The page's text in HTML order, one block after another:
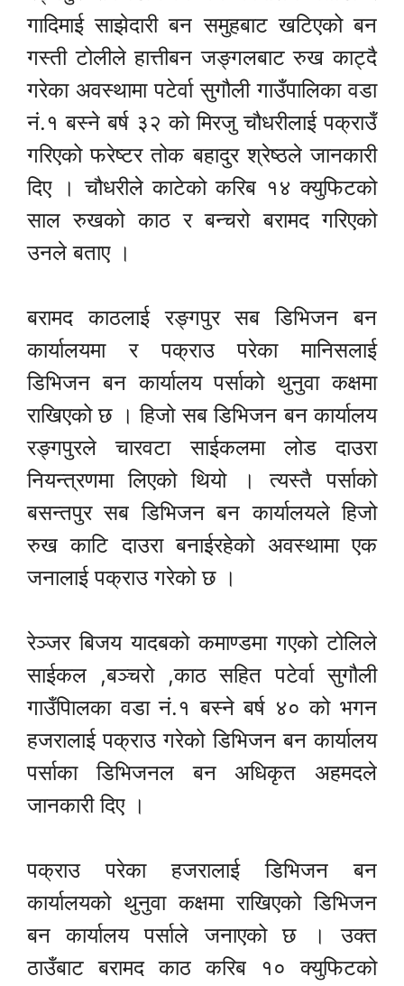
गादिमाई साझेदारी बन समुहबाट खटिएको बन
गस्ती टोलीले हात्तीबन जङ्गलबाट रुख काट्दै
गरेका अवस्थामा पटेर्वा सुगौली गाउँपालिका वडा
नं.१ बस्ने बर्ष ३२ को मिरजु चौधरीलाई पक्राउँ
गरिएको फरेष्टर तोक बहादुर श्रेष्ठले जानकारी
दिए । चौधरीले काटेको करिब १४ क्युफिटको
साल रुखको काठ र बन्चरो बरामद गरिएको
उनले बताए ।
बरामद काठलाई रङ्गपुर सब डिभिजन बन
कार्यालयमा र पक्राउ परेका मानिसलाई
डिभिजन बन कार्यालय पर्साको थुनुवा कक्षमा
राखिएको छ । हिजो सब डिभिजन बन कार्यालय
रङ्गपुरले चारवटा साईकलमा लोड दाउरा
नियन्त्रणमा लिएको थियो । त्यस्तै पर्साको
बसन्तपुर सब डिभिजन बन कार्यालयले हिजो
रुख काटि दाउरा बनाईरहेको अवस्थामा एक
जनालाई पक्राउ गरेको छ ।
रेञ्जर बिजय यादबको कमाण्डमा गएको टोलिले
साईकल ,बञ्चरो ,काठ सहित पटेर्वा सुगौली
गाउँपािलका वडा नं.१ बस्ने बर्ष ४० को भगन
हजरालाई पक्राउ गरेको डिभिजन बन कार्यालय
पर्साका डिभिजनल बन अधिकृत अहमदले
जानकारी दिए ।
पक्राउ परेका हजरालाई डिभिजन बन
कार्यालयको थुनुवा कक्षमा राखिएको डिभिजन
बन कार्यालय पर्साले जनाएको छ । उक्त
ठाउँबाट बरामद काठ करिब १० क्युफिटको